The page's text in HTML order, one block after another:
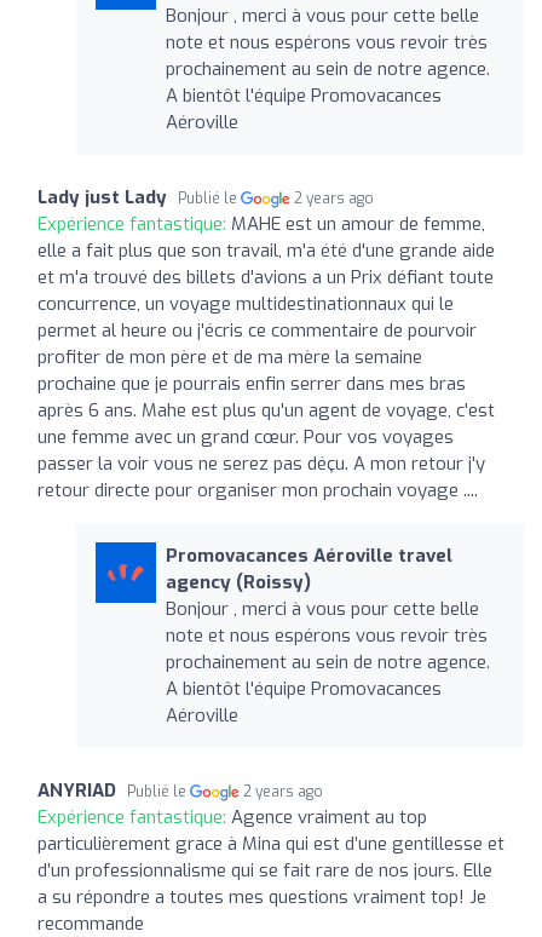
Bonjour , merci à vous pour cette belle
note et nous espérons vous revoir très
prochainement au sein de notre agence.
A bientôt l'équipe Promovacances
Aéroville
Lady just Lady Publié le 2 years ago
Expérience fantastique: MAHE est un amour de femme,
elle a fait plus que son travail, m'a été d'une grande aide
et m'a trouvé des billets d'avions a un Prix défiant toute
concurrence, un voyage multidestinationnaux qui le
permet al heure ou j'écris ce commentaire de pourvoir
profiter de mon père et de ma mère la semaine
prochaine que je pourrais enfin serrer dans mes bras
après 6 ans. Mahe est plus qu'un agent de voyage, c'est
une femme avec un grand cœur. Pour vos voyages
passer la voir vous ne serez pas déçu. A mon retour j'y
retour directe pour organiser mon prochain voyage ....
Promovacances Aéroville travel
agency (Roissy)
Bonjour , merci à vous pour cette belle
note et nous espérons vous revoir très
prochainement au sein de notre agence.
A bientôt l'équipe Promovacances
Aéroville
ANYRIAD Publié le 2 years ago
Expérience fantastique: Agence vraiment au top
particulièrement grace à Mina qui est d’une gentillesse et
d’un professionnalisme qui se fait rare de nos jours. Elle
a su répondre a toutes mes questions vraiment top! Je
recommande